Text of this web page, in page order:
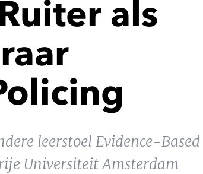
als
leerstoel Evidence-Based
Universiteit Amsterdam